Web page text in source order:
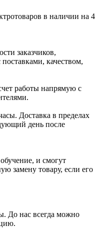
в наличии на 4
заказчиков,
качеством,
работы напрямую с
Доставка в пределах
день после
и смогут
замену товару, если его
До нас всегда можно